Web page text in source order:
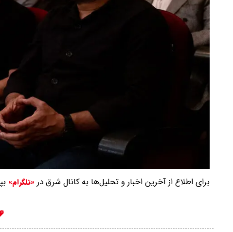
برای اطلاع از آخرین اخبار و تحلیل‌ها به کانال شرق در «تلگرام»